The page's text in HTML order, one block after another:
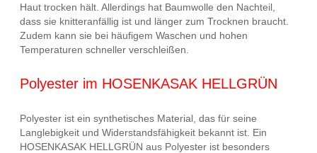
Haut trocken hält. Allerdings hat Baumwolle den Nachteil,
dass sie knitteranfällig ist und länger zum Trocknen braucht.
Zudem kann sie bei häufigem Waschen und hohen
Temperaturen schneller verschleißen.
Polyester im HOSENKASAK HELLGRÜN
Polyester ist ein synthetisches Material, das für seine
Langlebigkeit und Widerstandsfähigkeit bekannt ist. Ein
HOSENKASAK HELLGRÜN aus Polyester ist besonders